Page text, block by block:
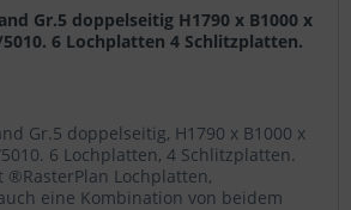
Gr.5 doppelseitig H1790 x B1000 x
5010. 6 Lochplatten 4 Schlitzplatten.
Gr.5 doppelseitig, H1790 x B1000 x
6 Lochplatten, 4 Schlitzplatten.
®RasterPlan Lochplatten,
eine Kombination von beidem